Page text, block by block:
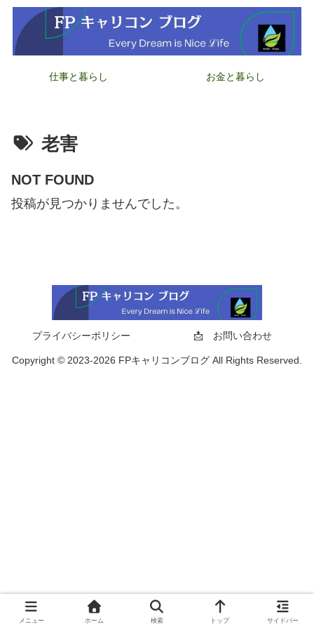
仕事と暮らし お金と暮らし
老害
NOT FOUND
投稿が見つかりませんでした。
プライバシーポリシー 📩 お問い合わせ
Copyright © 2023-2026 FPキャリコンブログ All Rights Reserved.
メニュー ホーム 検索 トップ サイドバー